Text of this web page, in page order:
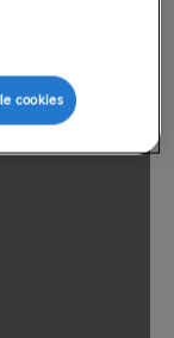
cookies